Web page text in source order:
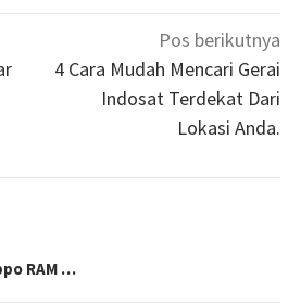
Pos berikutnya
4 Cara Mudah Mencari Gerai
Indosat Terdekat Dari
Lokasi Anda.
RAM …